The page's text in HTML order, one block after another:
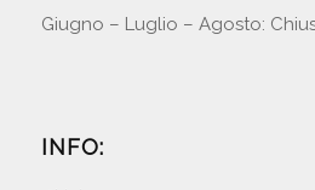
Giugno – Luglio – Agosto:
INFO: